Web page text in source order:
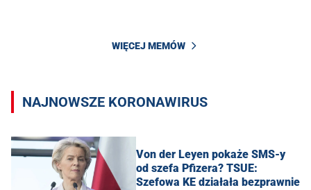
WIĘCEJ MEMÓW
NAJNOWSZE KORONAWIRUS
Von der Leyen pokaże SMS-y
od szefa Pfizera? TSUE:
Szefowa KE działała bezprawnie